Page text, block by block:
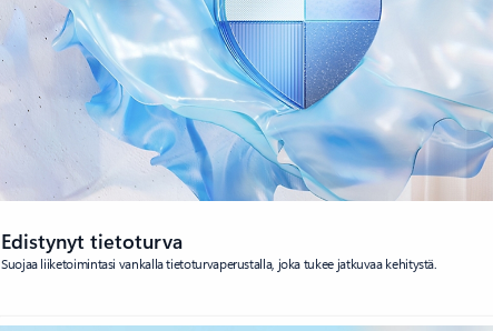
Edistynyt tietoturva
Suojaa liiketoimintasi vankalla tietoturvaperustalla, joka tukee jatkuvaa kehitystä.